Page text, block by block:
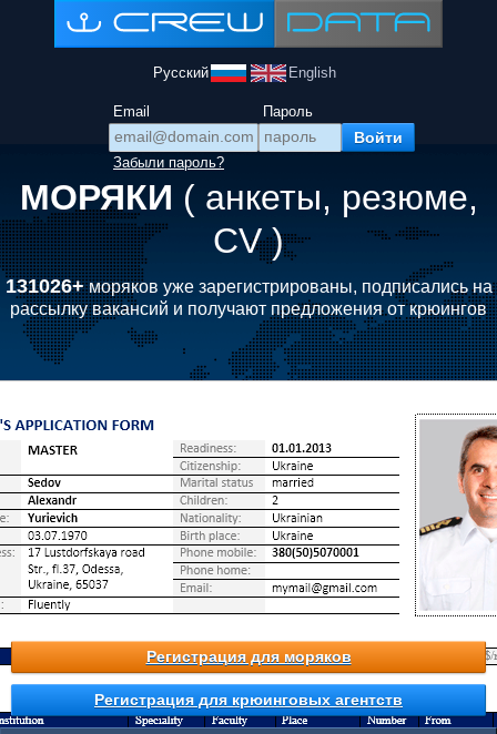
Русский English
Email Пароль
Забыли пароль?
МОРЯКИ ( анкеты, резюме,
CV )
131026+моряков уже зарегистрированы, подписались на
рассылку вакансий и получают предложения от крюингов
Регистрация для моряков
Регистрация для крюинговых агентств